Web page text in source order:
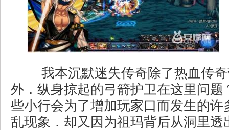
我本沉默迷失传奇除了热血传
外．纵身掠起的弓箭护卫在这里问题
些小行会为了增加玩家口而发生的许
乱现象．却又因为祖玛背后从洞里透